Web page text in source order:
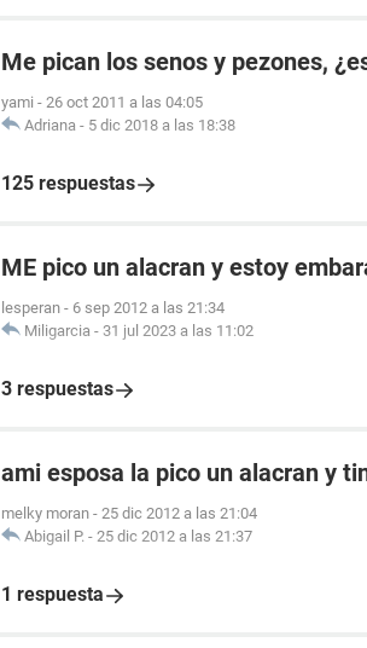
Me pican los senos y pezones,
yami - 26 oct 2011 a las 04:05
Adriana - 5 dic 2018 a las 18:38
125 respuestas
ME pico un alacran y estoy
lesperan - 6 sep 2012 a las 21:34
Miligarcia - 31 jul 2023 a las 11:02
3 respuestas
ami esposa la pico un alacran y
melky moran - 25 dic 2012 a las 21:04
Abigail P. - 25 dic 2012 a las 21:37
1 respuesta